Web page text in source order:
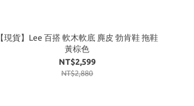
【現貨】Lee 百搭 軟木軟底 麂皮 勃肯鞋 拖鞋
黃棕色
NT$2,599
NT$2,880